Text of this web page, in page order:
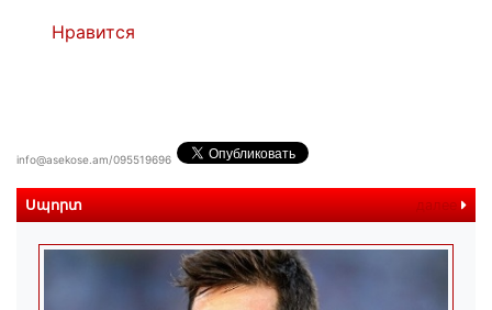
Нравится
info@asekose.am/095519696
Սպորտ далее